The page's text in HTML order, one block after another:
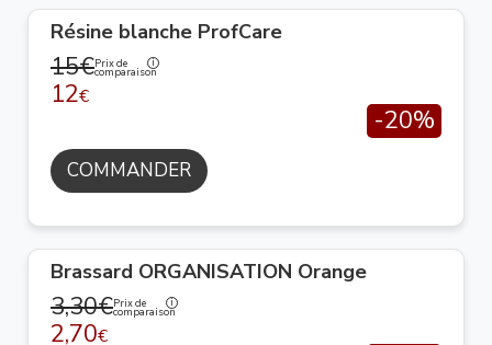
Résine blanche ProfCare
15€Prix de
comparaison
12€
-20%
COMMANDER
Brassard ORGANISATION Orange
3,30€Prix de
comparaison
2,70€